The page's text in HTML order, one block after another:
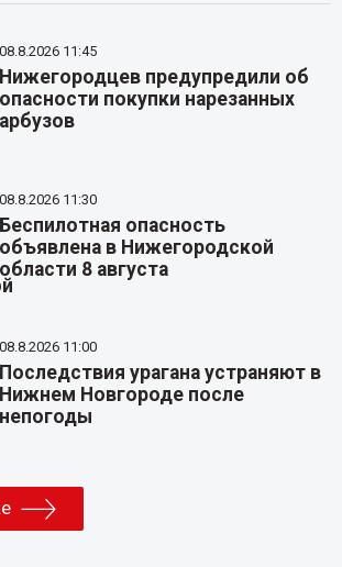
08.8.2026 11:45
Нижегородцев предупредили об
опасности покупки нарезанных
арбузов
08.8.2026 11:30
Беспилотная опасность
объявлена в Нижегородской
области 8 августа
08.8.2026 11:00
Последствия урагана устраняют в
Нижнем Новгороде после
непогоды